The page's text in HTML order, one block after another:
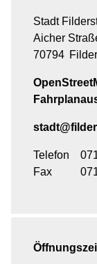
Stadt
Aicher
70794
Telefon
Fax